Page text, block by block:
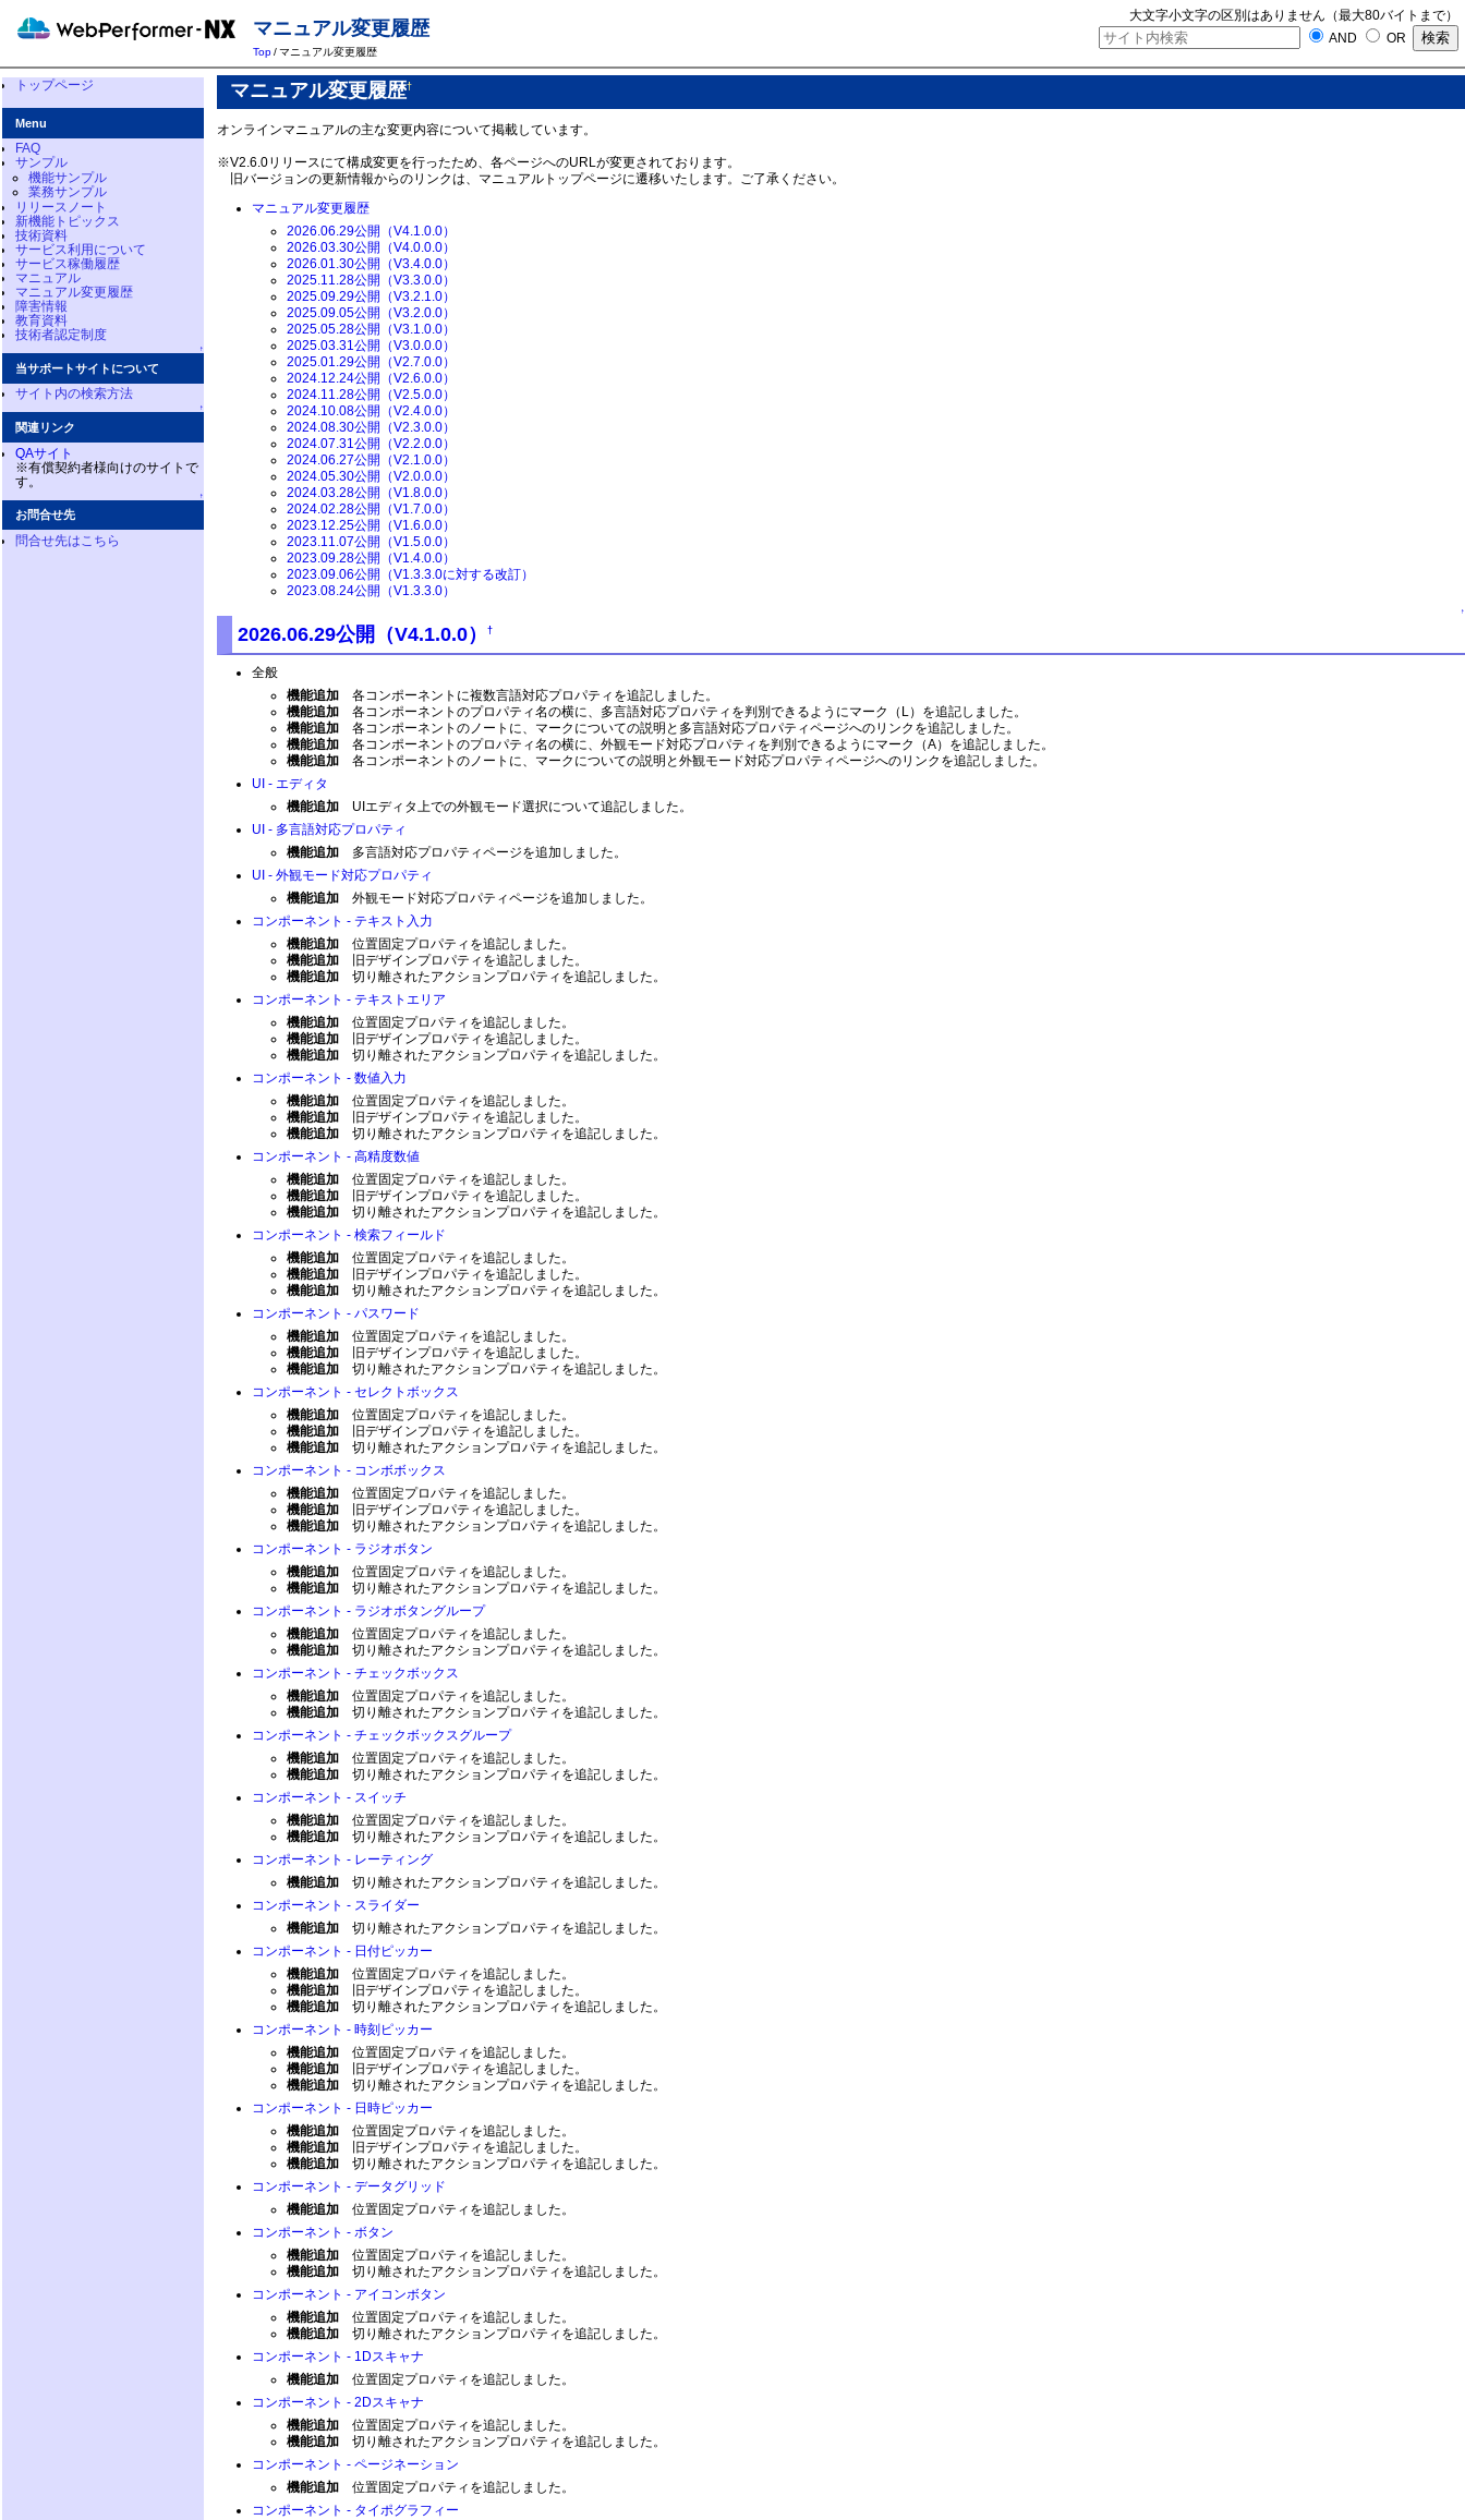
マニュアル変更履歴
Top/マニュアル変更履歴
大文字小文字の区別はありません（最大80バイトまで）
AND
OR
マニュアル変更履歴†
オンラインマニュアルの主な変更内容について掲載しています。
※V2.6.0リリースにて構成変更を行ったため、各ページへのURLが変更されております。
旧バージョンの更新情報からのリンクは、マニュアルトップページに遷移いたします。ご了承ください。
マニュアル変更履歴
2026.06.29公開（V4.1.0.0）
2026.03.30公開（V4.0.0.0）
2026.01.30公開（V3.4.0.0）
2025.11.28公開（V3.3.0.0）
2025.09.29公開（V3.2.1.0）
2025.09.05公開（V3.2.0.0）
2025.05.28公開（V3.1.0.0）
2025.03.31公開（V3.0.0.0）
2025.01.29公開（V2.7.0.0）
2024.12.24公開（V2.6.0.0）
2024.11.28公開（V2.5.0.0）
2024.10.08公開（V2.4.0.0）
2024.08.30公開（V2.3.0.0）
2024.07.31公開（V2.2.0.0）
2024.06.27公開（V2.1.0.0）
2024.05.30公開（V2.0.0.0）
2024.03.28公開（V1.8.0.0）
2024.02.28公開（V1.7.0.0）
2023.12.25公開（V1.6.0.0）
2023.11.07公開（V1.5.0.0）
2023.09.28公開（V1.4.0.0）
2023.09.06公開（V1.3.3.0に対する改訂）
2023.08.24公開（V1.3.3.0）
↑
2026.06.29公開（V4.1.0.0）†
全般
機能追加各コンポーネントに複数言語対応プロパティを追記しました。
機能追加各コンポーネントのプロパティ名の横に、多言語対応プロパティを判別できるようにマーク（L）を追記しました。
機能追加各コンポーネントのノートに、マークについての説明と多言語対応プロパティページへのリンクを追記しました。
機能追加各コンポーネントのプロパティ名の横に、外観モード対応プロパティを判別できるようにマーク（A）を追記しました。
機能追加各コンポーネントのノートに、マークについての説明と外観モード対応プロパティページへのリンクを追記しました。
UI - エディタ
機能追加UIエディタ上での外観モード選択について追記しました。
UI - 多言語対応プロパティ
機能追加多言語対応プロパティページを追加しました。
UI - 外観モード対応プロパティ
機能追加外観モード対応プロパティページを追加しました。
コンポーネント - テキスト入力
機能追加位置固定プロパティを追記しました。
機能追加旧デザインプロパティを追記しました。
機能追加切り離されたアクションプロパティを追記しました。
コンポーネント - テキストエリア
機能追加位置固定プロパティを追記しました。
機能追加旧デザインプロパティを追記しました。
機能追加切り離されたアクションプロパティを追記しました。
コンポーネント - 数値入力
機能追加位置固定プロパティを追記しました。
機能追加旧デザインプロパティを追記しました。
機能追加切り離されたアクションプロパティを追記しました。
コンポーネント - 高精度数値
機能追加位置固定プロパティを追記しました。
機能追加旧デザインプロパティを追記しました。
機能追加切り離されたアクションプロパティを追記しました。
コンポーネント - 検索フィールド
機能追加位置固定プロパティを追記しました。
機能追加旧デザインプロパティを追記しました。
機能追加切り離されたアクションプロパティを追記しました。
コンポーネント - パスワード
機能追加位置固定プロパティを追記しました。
機能追加旧デザインプロパティを追記しました。
機能追加切り離されたアクションプロパティを追記しました。
コンポーネント - セレクトボックス
機能追加位置固定プロパティを追記しました。
機能追加旧デザインプロパティを追記しました。
機能追加切り離されたアクションプロパティを追記しました。
コンポーネント - コンボボックス
機能追加位置固定プロパティを追記しました。
機能追加旧デザインプロパティを追記しました。
機能追加切り離されたアクションプロパティを追記しました。
コンポーネント - ラジオボタン
機能追加位置固定プロパティを追記しました。
機能追加切り離されたアクションプロパティを追記しました。
コンポーネント - ラジオボタングループ
機能追加位置固定プロパティを追記しました。
機能追加切り離されたアクションプロパティを追記しました。
コンポーネント - チェックボックス
機能追加位置固定プロパティを追記しました。
機能追加切り離されたアクションプロパティを追記しました。
コンポーネント - チェックボックスグループ
機能追加位置固定プロパティを追記しました。
機能追加切り離されたアクションプロパティを追記しました。
コンポーネント - スイッチ
機能追加位置固定プロパティを追記しました。
機能追加切り離されたアクションプロパティを追記しました。
コンポーネント - レーティング
機能追加切り離されたアクションプロパティを追記しました。
コンポーネント - スライダー
機能追加切り離されたアクションプロパティを追記しました。
コンポーネント - 日付ピッカー
機能追加位置固定プロパティを追記しました。
機能追加旧デザインプロパティを追記しました。
機能追加切り離されたアクションプロパティを追記しました。
コンポーネント - 時刻ピッカー
機能追加位置固定プロパティを追記しました。
機能追加旧デザインプロパティを追記しました。
機能追加切り離されたアクションプロパティを追記しました。
コンポーネント - 日時ピッカー
機能追加位置固定プロパティを追記しました。
機能追加旧デザインプロパティを追記しました。
機能追加切り離されたアクションプロパティを追記しました。
コンポーネント - データグリッド
機能追加位置固定プロパティを追記しました。
コンポーネント - ボタン
機能追加位置固定プロパティを追記しました。
機能追加切り離されたアクションプロパティを追記しました。
コンポーネント - アイコンボタン
機能追加位置固定プロパティを追記しました。
機能追加切り離されたアクションプロパティを追記しました。
コンポーネント - 1Dスキャナ
機能追加位置固定プロパティを追記しました。
コンポーネント - 2Dスキャナ
機能追加位置固定プロパティを追記しました。
機能追加切り離されたアクションプロパティを追記しました。
コンポーネント - ページネーション
機能追加位置固定プロパティを追記しました。
コンポーネント - タイポグラフィー
トップページ
Menu
FAQ
サンプル
機能サンプル
業務サンプル
リリースノート
新機能トピックス
技術資料
サービス利用について
サービス稼働履歴
マニュアル
マニュアル変更履歴
障害情報
教育資料
技術者認定制度
↑
当サポートサイトについて
サイト内の検索方法
↑
関連リンク
QAサイト
※有償契約者様向けのサイトで
す。
↑
お問合せ先
問合せ先はこちら